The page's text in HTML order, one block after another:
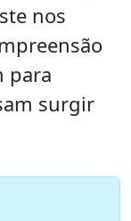
nos
para
surgir